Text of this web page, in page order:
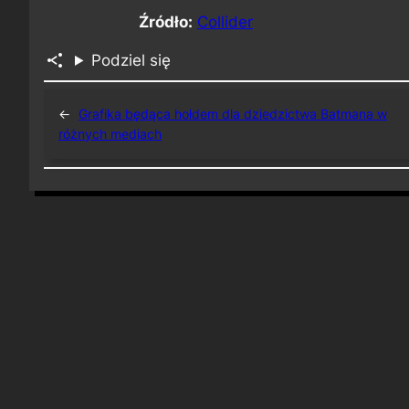
Źródło: Collider
Podziel się
← Grafika będąca hołdem dla dziedzictwa Batmana w
różnych mediach